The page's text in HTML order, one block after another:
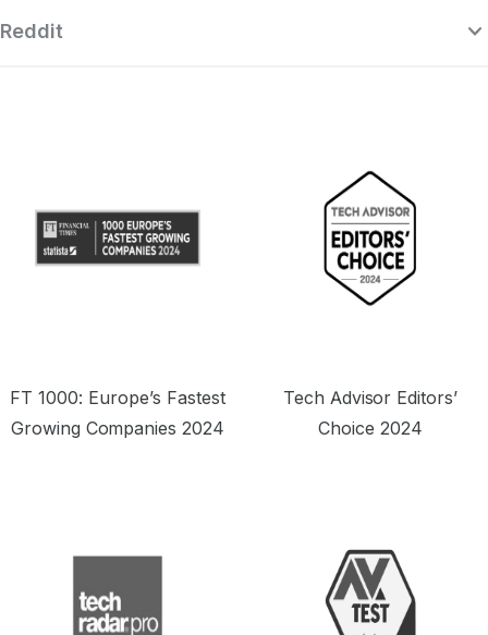
„Surfshark to mocno dopracowana i
Reddit
FT 1000: Europe’s Fastest
Growing Companies 2024
Tech Advisor Editors’
Choice 2024